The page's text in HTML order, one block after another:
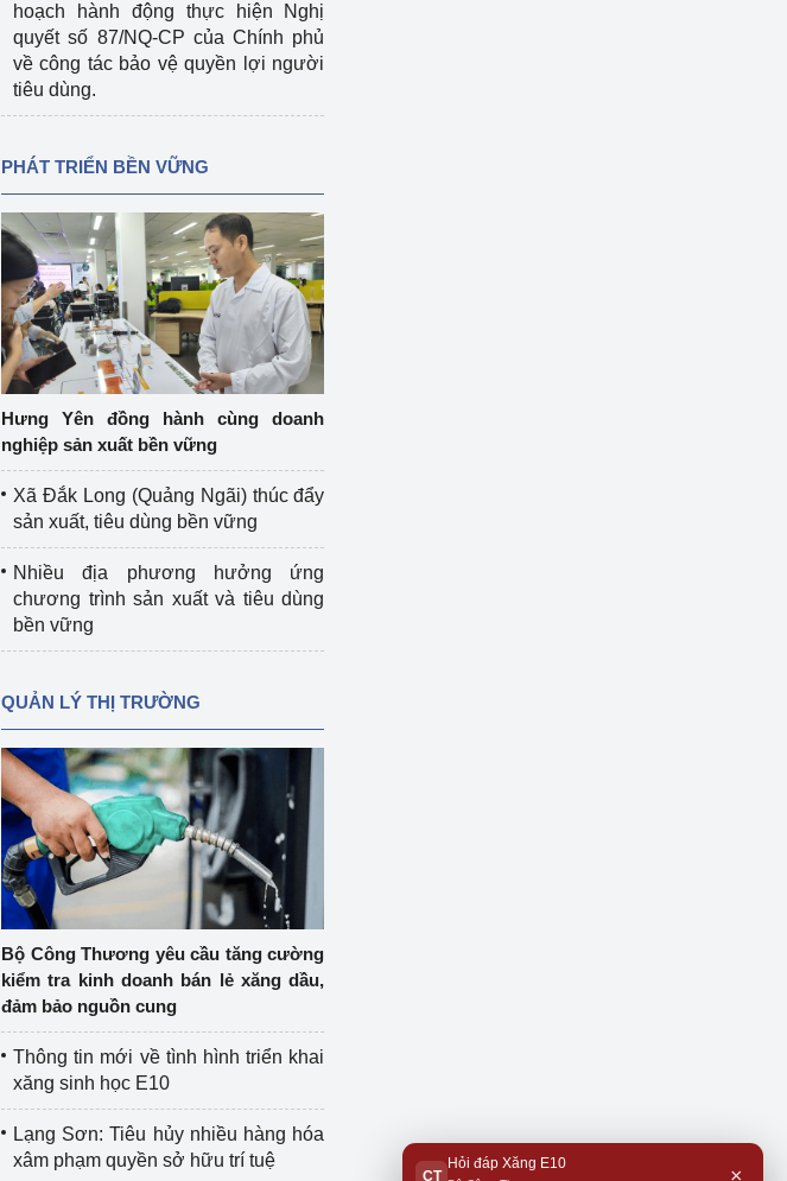
hoạch hành động thực hiện Nghị
quyết số 87/NQ-CP của Chính phủ
về công tác bảo vệ quyền lợi người
tiêu dùng.
PHÁT TRIỂN BỀN VỮNG
Hưng Yên đồng hành cùng doanh
nghiệp sản xuất bền vững
Xã Đắk Long (Quảng Ngãi) thúc đẩy
sản xuất, tiêu dùng bền vững
Nhiều địa phương hưởng ứng
chương trình sản xuất và tiêu dùng
bền vững
QUẢN LÝ THỊ TRƯỜNG
Bộ Công Thương yêu cầu tăng cường
kiểm tra kinh doanh bán lẻ xăng dầu,
đảm bảo nguồn cung
Thông tin mới về tình hình triển khai
xăng sinh học E10
Lạng Sơn: Tiêu hủy nhiều hàng hóa
xâm phạm quyền sở hữu trí tuệ
CT
Hỏi đáp Xăng E10
×